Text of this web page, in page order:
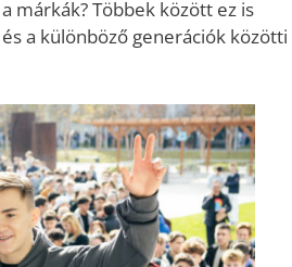
márkák? Többek között ez is
a különböző generációk közötti